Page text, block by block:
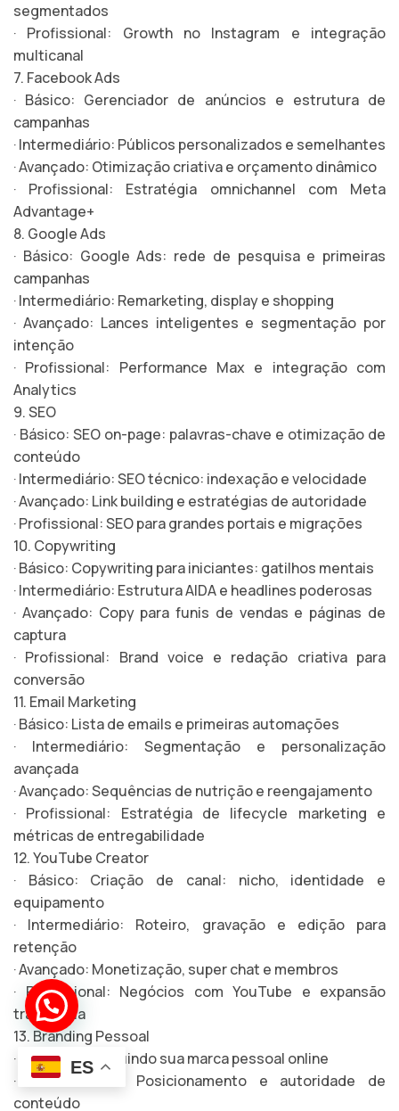
segmentados
· Profissional: Growth no Instagram e integração
multicanal
7. Facebook Ads
· Básico: Gerenciador de anúncios e estrutura de
campanhas
· Intermediário: Públicos personalizados e semelhantes
· Avançado: Otimização criativa e orçamento dinâmico
· Profissional: Estratégia omnichannel com Meta
Advantage+
8. Google Ads
· Básico: Google Ads: rede de pesquisa e primeiras
campanhas
· Intermediário: Remarketing, display e shopping
· Avançado: Lances inteligentes e segmentação por
intenção
· Profissional: Performance Max e integração com
Analytics
9. SEO
· Básico: SEO on-page: palavras-chave e otimização de
conteúdo
· Intermediário: SEO técnico: indexação e velocidade
· Avançado: Link building e estratégias de autoridade
· Profissional: SEO para grandes portais e migrações
10. Copywriting
· Básico: Copywriting para iniciantes: gatilhos mentais
· Intermediário: Estrutura AIDA e headlines poderosas
· Avançado: Copy para funis de vendas e páginas de
captura
· Profissional: Brand voice e redação criativa para
conversão
11. Email Marketing
· Básico: Lista de emails e primeiras automações
· Intermediário: Segmentação e personalização
avançada
· Avançado: Sequências de nutrição e reengajamento
· Profissional: Estratégia de lifecycle marketing e
métricas de entregabilidade
12. YouTube Creator
· Básico: Criação de canal: nicho, identidade e
equipamento
· Intermediário: Roteiro, gravação e edição para
retenção
· Avançado: Monetização, super chat e membros
· Profissional: Negócios com YouTube e expansão
transmídia
13. Branding Pessoal
· Básico: Construindo sua marca pessoal online
· Intermediário: Posicionamento e autoridade de
conteúdo
ES
¡Hola!